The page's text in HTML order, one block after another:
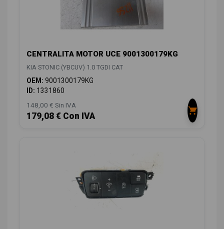
CENTRALITA MOTOR UCE 9001300179KG
KIA STONIC (YBCUV) 1.0 TGDI CAT
OEM: 9001300179KG
ID: 1331860
148,00 € Sin IVA
179,08 € Con IVA